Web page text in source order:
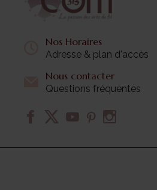
Nos Horaires
Adresse & plan d'accès
Nous contacter
Questions fréquentes